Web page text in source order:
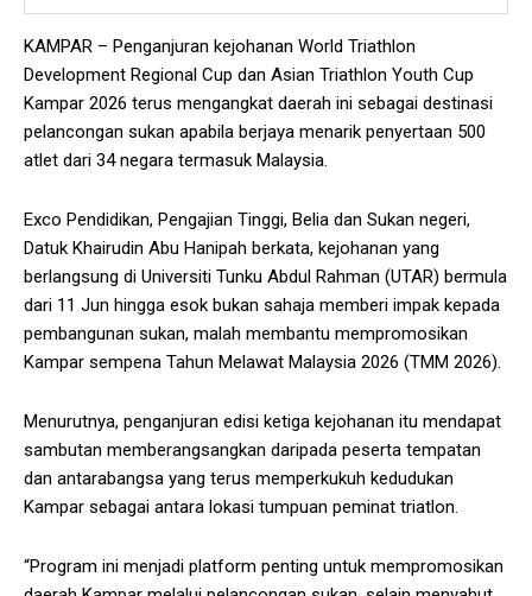
KAMPAR – Penganjuran kejohanan World Triathlon
Development Regional Cup dan Asian Triathlon Youth Cup
Kampar 2026 terus mengangkat daerah ini sebagai destinasi
pelancongan sukan apabila berjaya menarik penyertaan 500
atlet dari 34 negara termasuk Malaysia.
Exco Pendidikan, Pengajian Tinggi, Belia dan Sukan negeri,
Datuk Khairudin Abu Hanipah berkata, kejohanan yang
berlangsung di Universiti Tunku Abdul Rahman (UTAR) bermula
dari 11 Jun hingga esok bukan sahaja memberi impak kepada
pembangunan sukan, malah membantu mempromosikan
Kampar sempena Tahun Melawat Malaysia 2026 (TMM 2026).
Menurutnya, penganjuran edisi ketiga kejohanan itu mendapat
sambutan memberangsangkan daripada peserta tempatan
dan antarabangsa yang terus memperkukuh kedudukan
Kampar sebagai antara lokasi tumpuan peminat triatlon.
“Program ini menjadi platform penting untuk mempromosikan